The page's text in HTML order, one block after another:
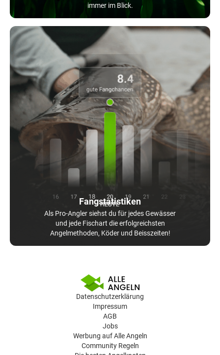
immer im Blick.
Fangstatistiken
Als Pro-Angler siehst du für jedes Gewässer
und jede Fischart die erfolgreichsten
Angelmethoden, Köder und Beisszeiten!
Datenschutzerklärung
Impressum
AGB
Jobs
Werbung auf Alle Angeln
Community Regeln